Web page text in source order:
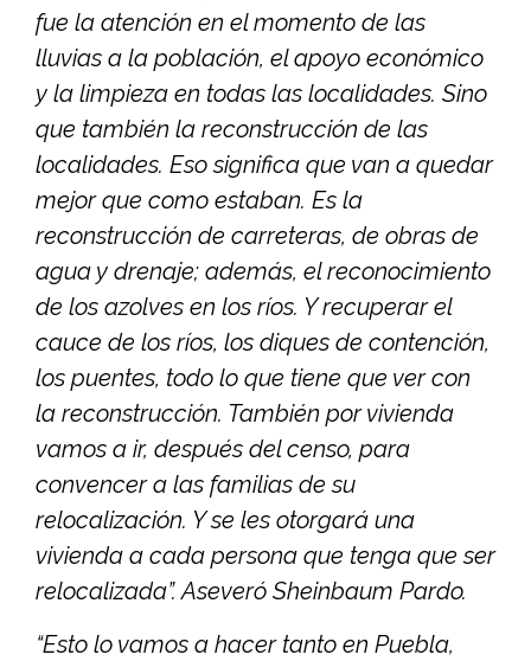
fue la atención en el momento de las
lluvias a la población, el apoyo económico
y la limpieza en todas las localidades. Sino
que también la reconstrucción de las
localidades. Eso significa que van a quedar
mejor que como estaban. Es la
reconstrucción de carreteras, de obras de
agua y drenaje; además, el reconocimiento
de los azolves en los ríos. Y recuperar el
cauce de los ríos, los diques de contención,
los puentes, todo lo que tiene que ver con
la reconstrucción. También por vivienda
vamos a ir, después del censo, para
convencer a las familias de su
relocalización. Y se les otorgará una
vivienda a cada persona que tenga que ser
relocalizada”. Aseveró Sheinbaum Pardo.
“Esto lo vamos a hacer tanto en Puebla,